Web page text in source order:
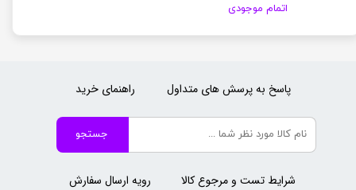
اتمام موجودی
جستجو
رویه ارسال سفارش
راهنمای خرید پاسخ به پرسش های متداول
شرایط تست و مرجوع کالا